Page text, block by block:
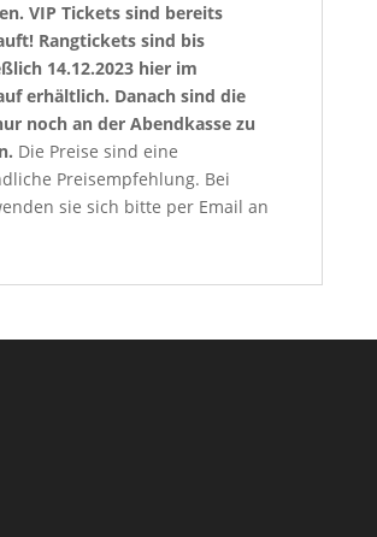
VIP Tickets sind bereits
Rangtickets sind bis
14.12.2023 hier im
erhältlich. Danach sind die
noch an der Abendkasse zu
Die Preise sind eine
Preisempfehlung. Bei
sie sich bitte per Email an